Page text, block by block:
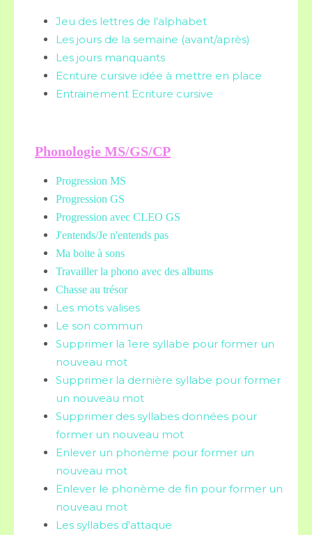
Jeu des lettres de l'alphabet
Les jours de la semaine (avant/après)
Les jours manquants
Ecriture cursive idée à mettre en place
Entrainement Ecriture cursive
Phonologie MS/GS/CP
Progression MS
Progression GS
Progression avec CLEO GS
J'entends/Je n'entends pas
Ma boite à sons
Travailler la phono avec des albums
Chasse au trésor
Les mots valises
Le son commun
Supprimer la 1ere syllabe pour former un
nouveau mot
Supprimer la dernière syllabe pour former
un nouveau mot
Supprimer des syllabes données pour
former un nouveau mot
Enlever un phonème pour former un
nouveau mot
Enlever le phonème de fin pour former un
nouveau mot
Les syllabes d'attaque